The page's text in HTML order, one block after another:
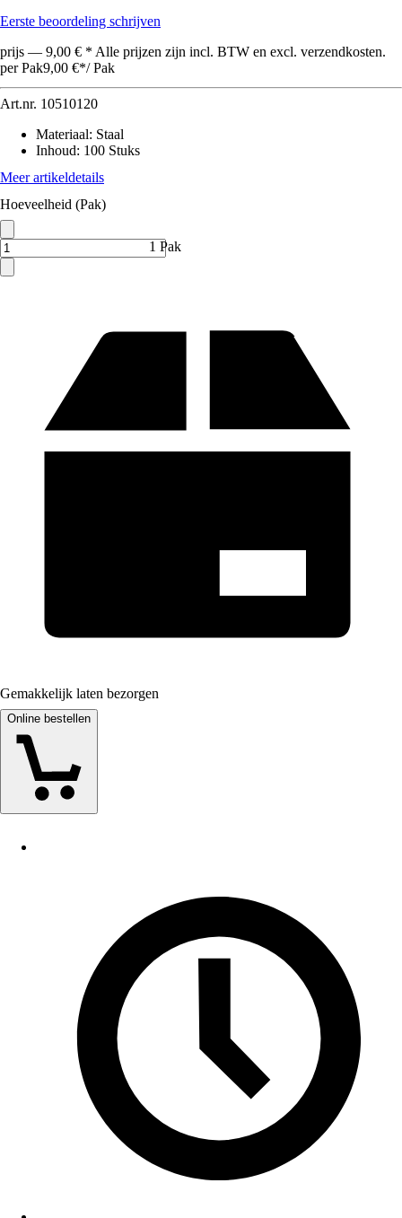
Eerste beoordeling schrijven
prijs — 9,00 € * Alle prijzen zijn incl. BTW en excl. verzendkosten.
per Pak9,00 €*/ Pak
Art.nr. 10510120
Materiaal: Staal
Inhoud: 100 Stuks
Meer artikeldetails
Hoeveelheid (Pak)
1 Pak
Gemakkelijk laten bezorgen
Online bestellen